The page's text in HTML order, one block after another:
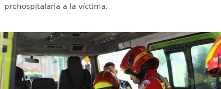
prehospitalaria a la víctima.